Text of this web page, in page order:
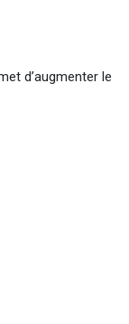
d’augmenter le